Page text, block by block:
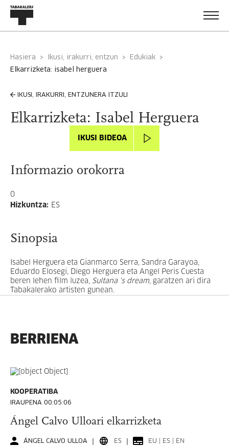
Hasiera Ikusi, irakurri, entzun
Edukiak
elkarrizketa: isabel herguera
IKUSI, IRAKURRI, ENTZUNERA ITZULI
Elkarrizketa: Isabel Herguera
IKUSI BIDEOA
Informazio orokorra
0
Hizkuntza: ES
Sinopsia
Isabel Herguera eta Gianmarco Serra, Sandra Garayoa,
Eduardo Elosegi, Diego Herguera eta Angel Peris Cuesta
beren lehen film luzea, Sultana 's dream, garatzen ari dira
Tabakalerako artisten gunean.
BERRIENA
KOOPERATIBA
IRAUPENA 00:05:06
Ángel Calvo Ulloari elkarrizketa
ÁNGEL CALVO ULLOA ES EU | ES | EN